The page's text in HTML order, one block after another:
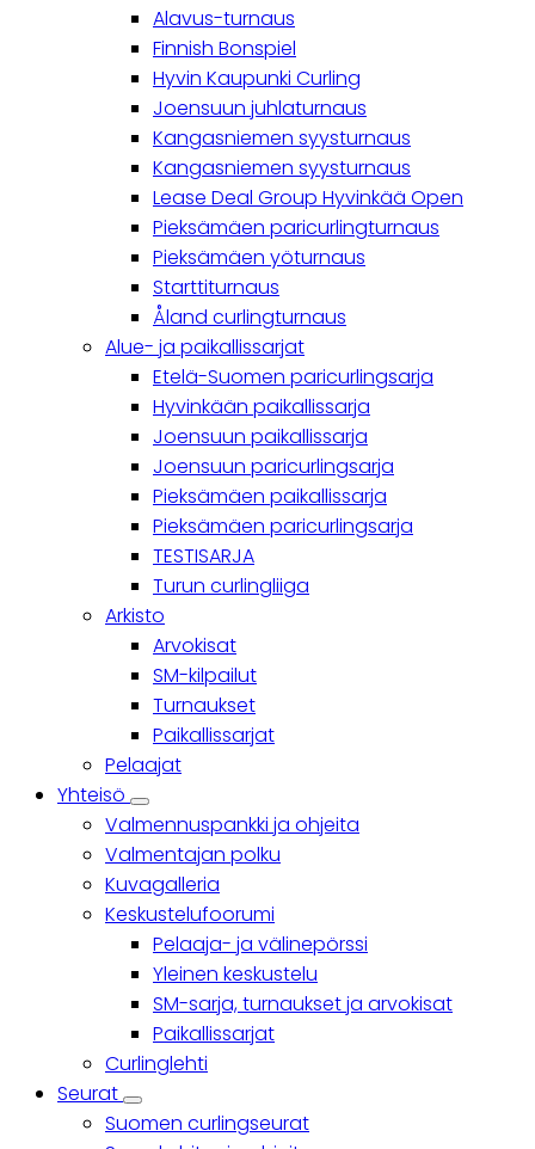
Alavus-turnaus
Finnish Bonspiel
Hyvin Kaupunki Curling
Joensuun juhlaturnaus
Kangasniemen syysturnaus
Kangasniemen syysturnaus
Lease Deal Group Hyvinkää Open
Pieksämäen paricurlingturnaus
Pieksämäen yöturnaus
Starttiturnaus
Åland curlingturnaus
Alue- ja paikallissarjat
Etelä-Suomen paricurlingsarja
Hyvinkään paikallissarja
Joensuun paikallissarja
Joensuun paricurlingsarja
Pieksämäen paikallissarja
Pieksämäen paricurlingsarja
TESTISARJA
Turun curlingliiga
Arkisto
Arvokisat
SM-kilpailut
Turnaukset
Paikallissarjat
Pelaajat
Yhteisö
Yhteisö
sub-
navigation
Valmennuspankki ja ohjeita
Valmentajan polku
Kuvagalleria
Keskustelufoorumi
Pelaaja- ja välinepörssi
Yleinen keskustelu
SM-sarja, turnaukset ja arvokisat
Paikallissarjat
Curlinglehti
Seurat
Seurat
sub-
navigation
Suomen curlingseurat